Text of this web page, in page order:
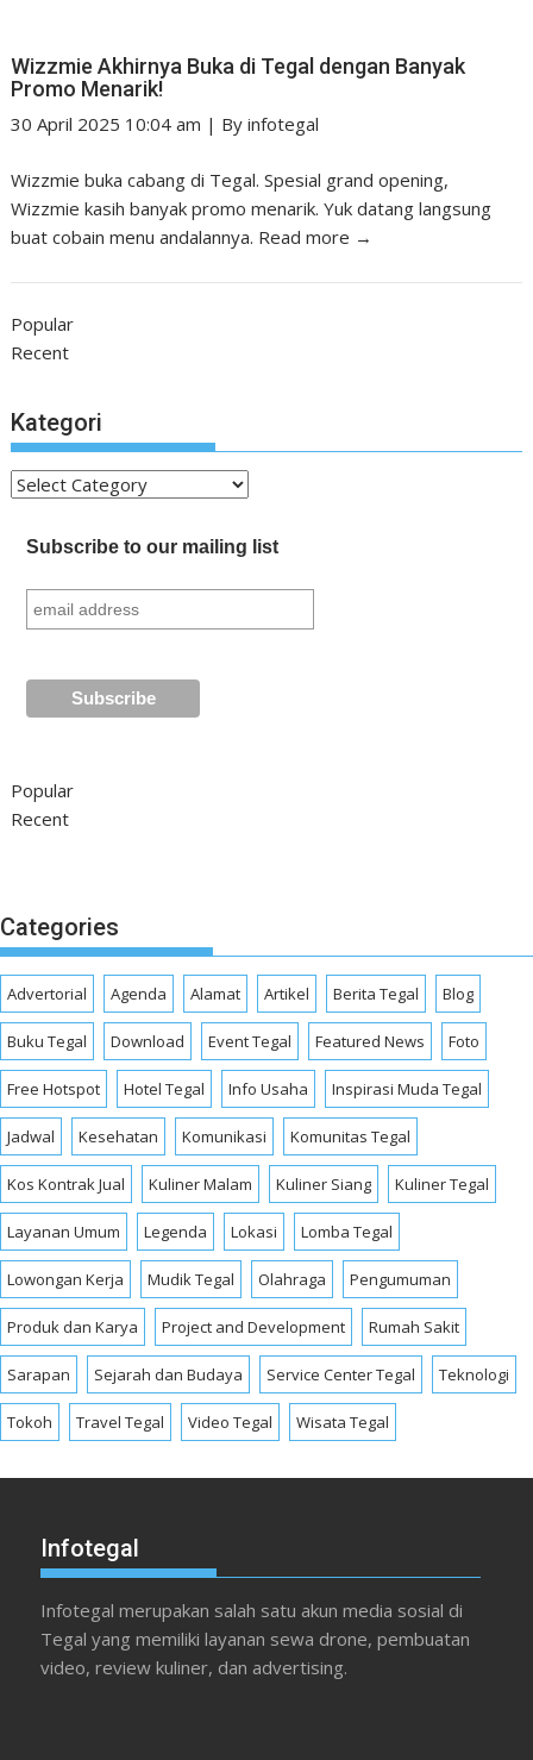
Wizzmie Akhirnya Buka di Tegal dengan Banyak
Promo Menarik!
30 April 2025 10:04 am | Byinfotegal
Wizzmie buka cabang di Tegal. Spesial grand opening,
Wizzmie kasih banyak promo menarik. Yuk datang langsung
buat cobain menu andalannya. Read more →
Popular
Recent
Kategori
Kategori
Subscribe to our mailing list
Popular
Recent
Categories
Advertorial Agenda Alamat Artikel Berita Tegal Blog
Buku Tegal Download Event Tegal Featured News Foto
Free Hotspot Hotel Tegal Info Usaha Inspirasi Muda Tegal
Jadwal Kesehatan Komunikasi Komunitas Tegal
Kos Kontrak Jual Kuliner Malam Kuliner Siang Kuliner Tegal
Layanan Umum Legenda Lokasi Lomba Tegal
Lowongan Kerja Mudik Tegal Olahraga Pengumuman
Produk dan Karya Project and Development Rumah Sakit
Sarapan Sejarah dan Budaya Service Center Tegal Teknologi
Tokoh Travel Tegal Video Tegal Wisata Tegal
Infotegal
Infotegal merupakan salah satu akun media sosial di
Tegal yang memiliki layanan sewa drone, pembuatan
video, review kuliner, dan advertising.